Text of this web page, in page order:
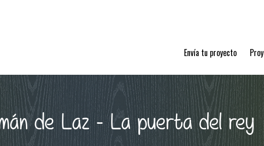
Envía tu proyecto
de Laz - La puerta del rey